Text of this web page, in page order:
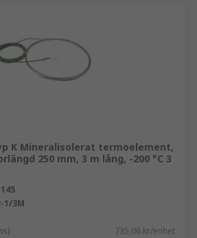
K Mineralisolerat termoelement,
250 mm, 3 m lång, -200 °C 3
1/3M
735,06 kr/enhet